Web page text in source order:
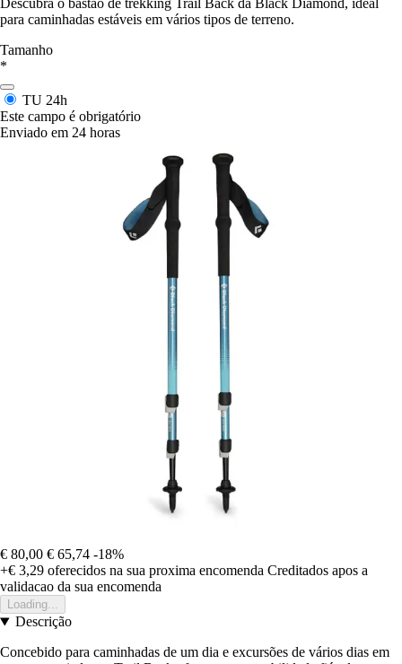
Descubra o bastão de trekking Trail Back da Black Diamond, ideal
para caminhadas estáveis em vários tipos de terreno.
Tamanho
*
TU 24h
Este campo é obrigatório
Enviado em 24 horas
€ 80,00 € 65,74 -18%
+€ 3,29 oferecidos na sua proxima encomenda Creditados apos a
validacao da sua encomenda
Loading...
Descrição
Concebido para caminhadas de um dia e excursões de vários dias em